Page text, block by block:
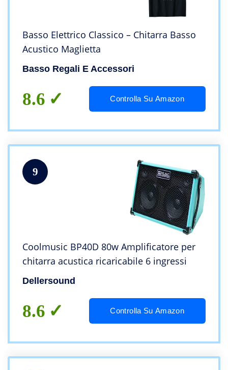
Basso Elettrico Classico – Chitarra Basso
Acustico Maglietta
Basso Regali E Accessori
8.6 Controlla Su Amazon
9
Coolmusic BP40D 80w Amplificatore per
chitarra acustica ricaricabile 6 ingressi
Dellersound
8.6 Controlla Su Amazon